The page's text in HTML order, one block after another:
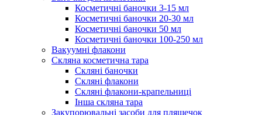
Косметичні баночки 3-15 мл
Косметичні баночки 20-30 мл
Косметичні баночки 50 мл
Косметичні баночки 100-250 мл
Вакуумні флакони
Скляна косметична тара
Скляні баночки
Скляні флакони
Скляні флакони-крапельниці
Інша скляна тара
Закупорювальні засоби для пляшечок